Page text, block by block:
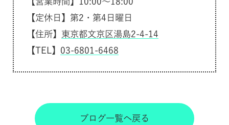
【定休日】第2・第4日曜日
【住所】 東京都文京区湯島2-4-14
【TEL】 03-6801-6468
ブログ一覧へ戻る